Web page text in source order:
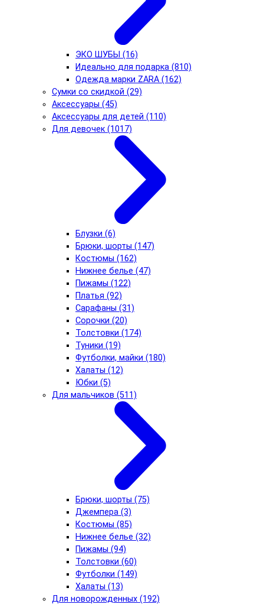
ЭКО ШУБЫ (16)
Идеально для подарка (810)
Одежда марки ZARA (162)
Сумки со скидкой (29)
Аксессуары (45)
Аксессуары для детей (110)
Для девочек (1017)
Блузки (6)
Брюки, шорты (147)
Костюмы (162)
Нижнее белье (47)
Пижамы (122)
Платья (92)
Сарафаны (31)
Сорочки (20)
Толстовки (174)
Туники (19)
Футболки, майки (180)
Халаты (12)
Юбки (5)
Для мальчиков (511)
Брюки, шорты (75)
Джемпера (3)
Костюмы (85)
Нижнее белье (32)
Пижамы (94)
Толстовки (60)
Футболки (149)
Халаты (13)
Для новорожденных (192)